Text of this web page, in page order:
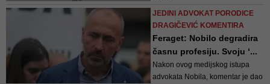
advokati udbaši koji su pokušali
sam prepoznao od početka, moj
advokat je izdao saopćenje o
tome javno i oni će odgovarati. Od
početka znam šta se sve radi i sve
JEDINI ADVOKAT PORODICE
DRAGIČEVIĆ KOMENTIRA
Feraget: Nobilo degradira
časnu profesiju. Svoju ‘...
Nakon ovog medijskog istupa
advokata Nobila, komentar je dao